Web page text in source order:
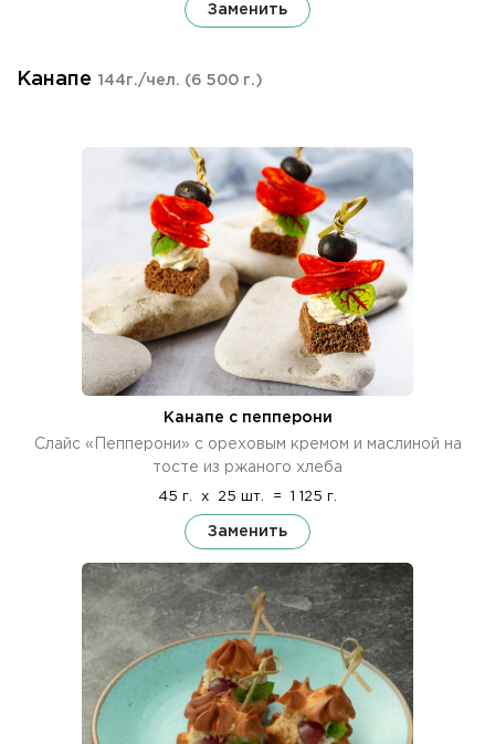
Заменить
Канапе 144г./чел. (6 500 г.)
Канапе с пепперони
Слайс «Пепперони» с ореховым кремом и маслиной на
тосте из ржаного хлеба
45 г. x 25 шт. = 1 125 г.
Заменить